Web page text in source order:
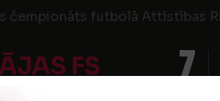
čempionāts futbolā Attīstības
FS 7